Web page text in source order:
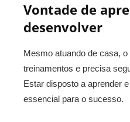
Vontade de
desenvolver
Mesmo atuando de casa,
treinamentos e precisa
Estar disposto a aprender
essencial para o sucesso.